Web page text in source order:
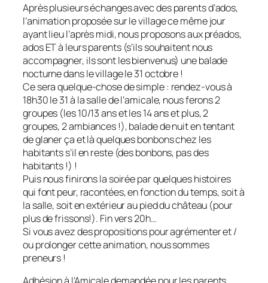
Après plusieurs échanges avec des parents d’ados,
l’animation proposée sur le village ce même jour
ayant lieu l’après midi, nous proposons aux préados,
ados ET à leurs parents (s’ils souhaitent nous
accompagner, ils sont les bienvenus) une balade
nocturne dans le village le 31 octobre !
Ce sera quelque-chose de simple : rendez-vous à
18h30 le 31 à la salle de l’amicale, nous ferons 2
groupes (les 10/13 ans et les 14 ans et plus, 2
groupes, 2 ambiances !), balade de nuit en tentant
de glaner ça et là quelques bonbons chez les
habitants s’il en reste (des bonbons, pas des
habitants !) !
Puis nous finirons la soirée par quelques histoires
qui font peur, racontées, en fonction du temps, soit à
la salle, soit en extérieur au pied du château (pour
plus de frissons!). Fin vers 20h…
Si vous avez des propositions pour agrémenter et /
ou prolonger cette animation, nous sommes
preneurs !